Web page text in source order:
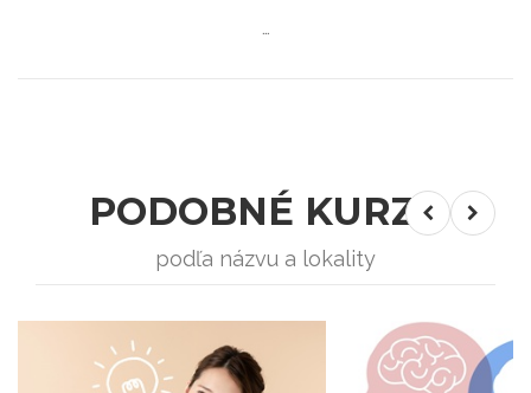
PODOBNÉ KURZY
podľa názvu a lokality